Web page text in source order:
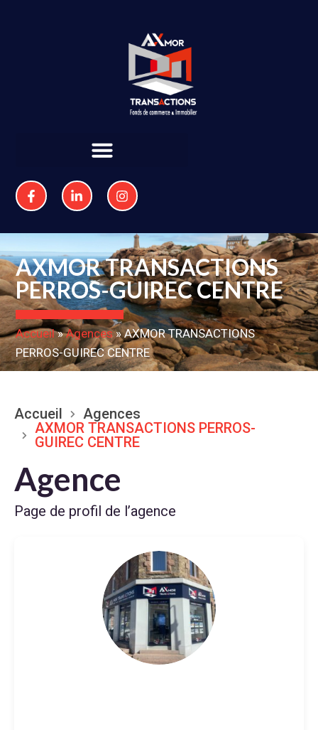
AXMOR TRANSACTIONS
PERROS-GUIREC CENTRE
Accueil»Agences»AXMOR TRANSACTIONS
PERROS-GUIREC CENTRE
Accueil
Agences
AXMOR TRANSACTIONS PERROS-
GUIREC CENTRE
Agence
Page de profil de l’agence